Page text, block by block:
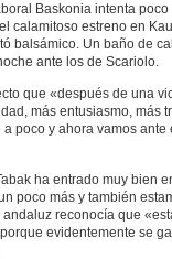
Baskonia intenta
calamitoso estreno en
balsámico. Un baño de
ante los de Scariolo.
que «después de una
más entusiasmo, más
poco y ahora vamos
ha entrado muy bien
poco más y también
reconocía que
evidentemente se